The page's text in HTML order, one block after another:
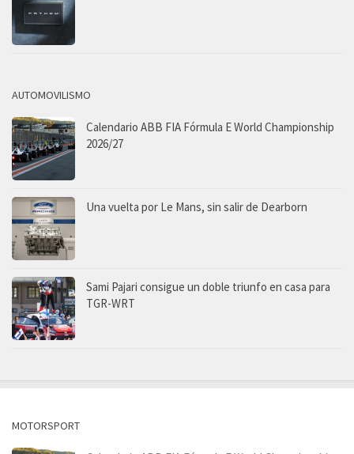
AUTOMOVILISMO
Calendario ABB FIA Fórmula E World Championship
2026/27
Una vuelta por Le Mans, sin salir de Dearborn
Sami Pajari consigue un doble triunfo en casa para
TGR-WRT
MOTORSPORT